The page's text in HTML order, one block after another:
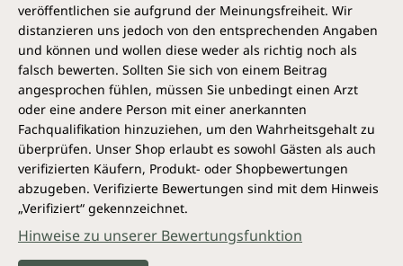
veröffentlichen sie aufgrund der Meinungsfreiheit. Wir
distanzieren uns jedoch von den entsprechenden Angaben
und können und wollen diese weder als richtig noch als
falsch bewerten. Sollten Sie sich von einem Beitrag
angesprochen fühlen, müssen Sie unbedingt einen Arzt
oder eine andere Person mit einer anerkannten
Fachqualifikation hinzuziehen, um den Wahrheitsgehalt zu
überprüfen. Unser Shop erlaubt es sowohl Gästen als auch
verifizierten Käufern, Produkt- oder Shopbewertungen
abzugeben. Verifizierte Bewertungen sind mit dem Hinweis
„Verifiziert“ gekennzeichnet.
Hinweise zu unserer Bewertungsfunktion